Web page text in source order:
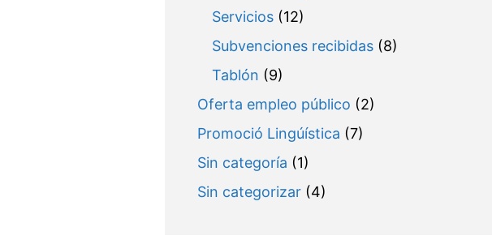
Servicios(12)
Subvenciones recibidas(8)
Tablón (9)
Oferta empleo público (2)
Promoció Lingúística (7)
Sin categoría (1)
Sin categorizar(4)